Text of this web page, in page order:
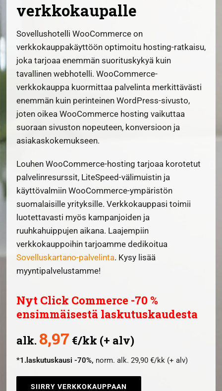
verkkokaupalle
Sovellushotelli WooCommerce on
verkkokauppakäyttöön optimoitu hosting-ratkaisu,
joka tarjoaa enemmän suorituskykyä kuin
tavallinen webhotelli. WooCommerce-
verkkokauppa kuormittaa palvelinta merkittävästi
enemmän kuin perinteinen WordPress-sivusto,
joten oikea WooCommerce hosting vaikuttaa
suoraan sivuston nopeuteen, konversioon ja
asiakaskokemukseen.
Louhen WooCommerce-hosting tarjoaa korotetut
palvelinresurssit, LiteSpeed-välimuistin ja
käyttövalmiin WooCommerce-ympäristön
suomalaisille yrityksille. Verkkokauppasi toimii
luotettavasti myös kampanjoiden ja
ruuhkahuippujen aikana. Laajempiin
verkkokauppoihin tarjoamme dedikoitua
Sovelluskartano-palvelinta. Kysy lisää
myyntipalvelustamme!
Nyt Click Commerce -70 %
ensimmäisestä laskutuskaudesta
alk. 8,97 €/kk (+ alv)
*1.laskutuskausi -70%, norm. alk. 29,90 €/kk (+ alv)
SIIRRY VERKKOKAUPPAAN